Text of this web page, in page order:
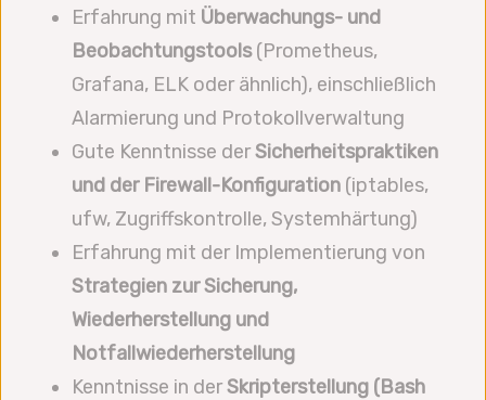
Erfahrung mit Überwachungs- und
Beobachtungstools(Prometheus,
Grafana, ELK oder ähnlich), einschließlich
Alarmierung und Protokollverwaltung
Gute Kenntnisse derSicherheitspraktiken
und der Firewall-Konfiguration (iptables,
ufw, Zugriffskontrolle, Systemhärtung)
Erfahrung mit der Implementierung von
Strategien zur Sicherung,
Wiederherstellung und
Notfallwiederherstellung
Kenntnisse in derSkripterstellung (Bash